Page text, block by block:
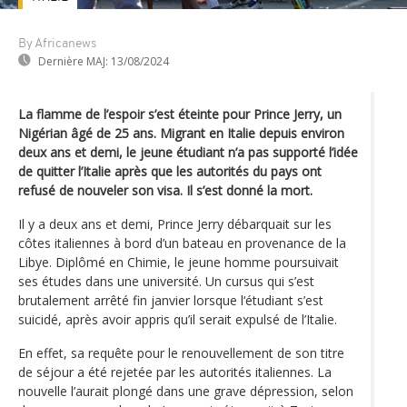
By Africanews
Dernière MAJ: 13/08/2024
La flamme de l’espoir s’est éteinte pour Prince Jerry, un
Nigérian âgé de 25 ans. Migrant en Italie depuis environ
deux ans et demi, le jeune étudiant n’a pas supporté l’idée
de quitter l’Italie après que les autorités du pays ont
refusé de nouveler son visa. Il s’est donné la mort.
Il y a deux ans et demi, Prince Jerry débarquait sur les
côtes italiennes à bord d’un bateau en provenance de la
Libye. Diplômé en Chimie, le jeune homme poursuivait
ses études dans une université. Un cursus qui s’est
brutalement arrêté fin janvier lorsque l‘étudiant s’est
suicidé, après avoir appris qu’il serait expulsé de l’Italie.
En effet, sa requête pour le renouvellement de son titre
de séjour a été rejetée par les autorités italiennes. La
nouvelle l’aurait plongé dans une grave dépression, selon